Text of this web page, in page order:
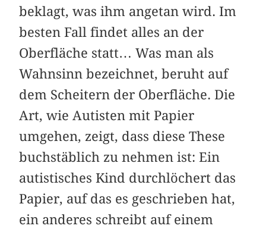
beklagt, was ihm angetan wird. Im
besten Fall findet alles an der
Oberfläche statt… Was man als
Wahnsinn bezeichnet, beruht auf
dem Scheitern der Oberfläche. Die
Art, wie Autisten mit Papier
umgehen, zeigt, dass diese These
buchstäblich zu nehmen ist: Ein
autistisches Kind durchlöchert das
Papier, auf das es geschrieben hat,
ein anderes schreibt auf einem